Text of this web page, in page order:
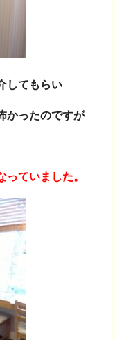
してもらい
かったのですが
ていました。